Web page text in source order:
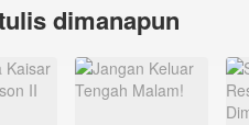
dimanapun